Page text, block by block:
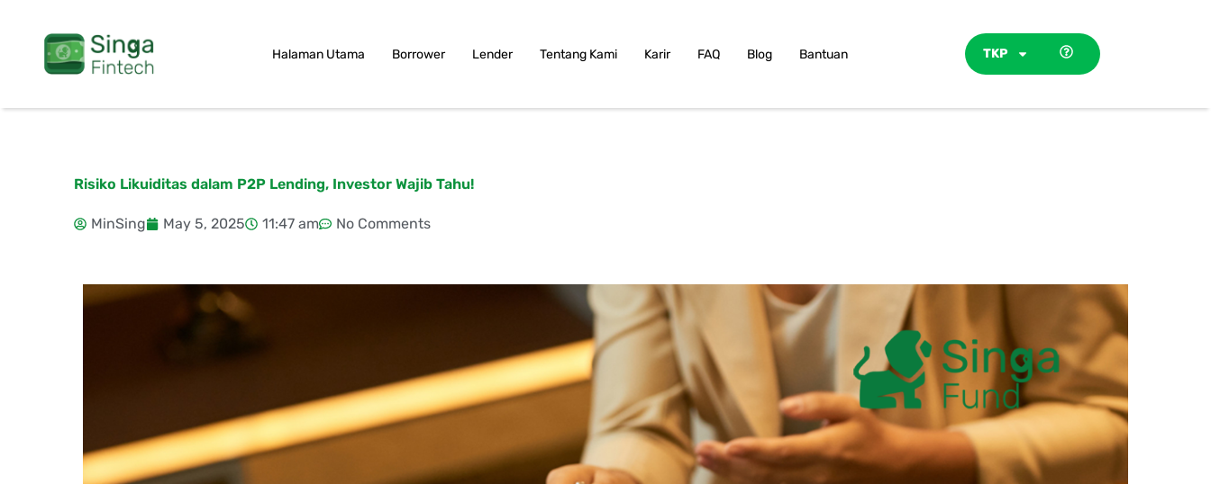
content
Halaman Utama Borrower Lender Tentang Kami Karir FAQ Blog Bantuan TKP
Risiko Likuiditas dalam P2P Lending, Investor Wajib Tahu!
MinSing May 5, 2025 11:47 am No Comments